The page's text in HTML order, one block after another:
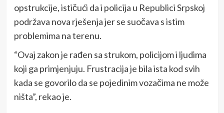
opstrukcije, ističući da i policija u Republici Srpskoj
podržava nova rješenja jer se suočava s istim
problemima na terenu.
“Ovaj zakon je rađen sa strukom, policijom i ljudima
koji ga primjenjuju. Frustracija je bila ista kod svih
kada se govorilo da se pojedinim vozačima ne može
ništa”, rekao je.